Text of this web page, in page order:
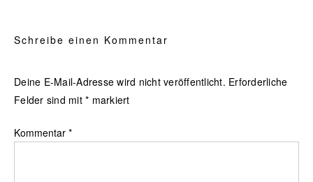
Schreibe einen Kommentar
Deine E-Mail-Adresse wird nicht veröffentlicht. Erforderliche
Felder sind mit * markiert
Kommentar *